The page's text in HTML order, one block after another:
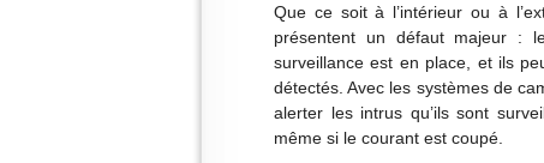
Que ce soit à l’intérieur ou à
présentent un défaut majeur :
surveillance est en place, et ils
détectés. Avec les systèmes de
alerter les intrus qu’ils sont
même si le courant est coupé.